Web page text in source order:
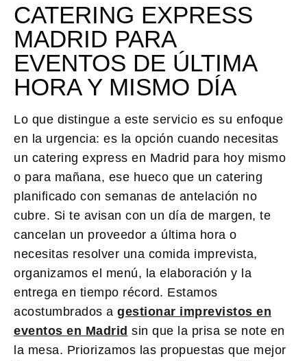
CATERING EXPRESS
MADRID PARA
EVENTOS DE ÚLTIMA
HORA Y MISMO DÍA
Lo que distingue a este servicio es su enfoque
en la urgencia: es la opción cuando necesitas
un catering express en Madrid para hoy mismo
o para mañana, ese hueco que un catering
planificado con semanas de antelación no
cubre. Si te avisan con un día de margen, te
cancelan un proveedor a última hora o
necesitas resolver una comida imprevista,
organizamos el menú, la elaboración y la
entrega en tiempo récord. Estamos
acostumbrados a gestionar imprevistos en
eventos en Madrid sin que la prisa se note en
la mesa. Priorizamos las propuestas que mejor